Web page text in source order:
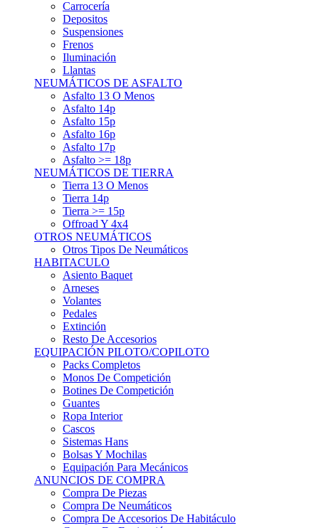
Carrocería
Depositos
Suspensiones
Frenos
Iluminación
Llantas
NEUMÁTICOS DE ASFALTO
Asfalto 13 O Menos
Asfalto 14p
Asfalto 15p
Asfalto 16p
Asfalto 17p
Asfalto >= 18p
NEUMÁTICOS DE TIERRA
Tierra 13 O Menos
Tierra 14p
Tierra >= 15p
Offroad Y 4x4
OTROS NEUMÁTICOS
Otros Tipos De Neumáticos
HABITACULO
Asiento Baquet
Arneses
Volantes
Pedales
Extinción
Resto De Accesorios
EQUIPACIÓN PILOTO/COPILOTO
Packs Completos
Monos De Competición
Botines De Competición
Guantes
Ropa Interior
Cascos
Sistemas Hans
Bolsas Y Mochilas
Equipación Para Mecánicos
ANUNCIOS DE COMPRA
Compra De Piezas
Compra De Neumáticos
Compra De Accesorios De Habitáculo